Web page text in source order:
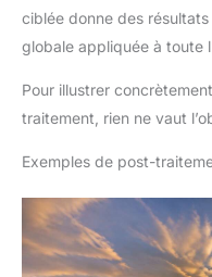
ciblée donne des
globale appliquée à toute
Pour illustrer
traitement, rien ne vaut
Exemples de post-